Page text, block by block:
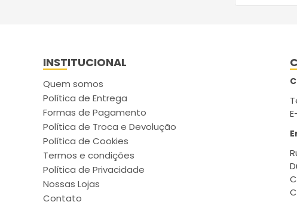
INSTITUCIONAL
Quem somos
Política de Entrega
Formas de Pagamento
Política de Troca e Devolução
Política de Cookies
Termos e condições
Política de Privacidade
Nossas Lojas
Contato